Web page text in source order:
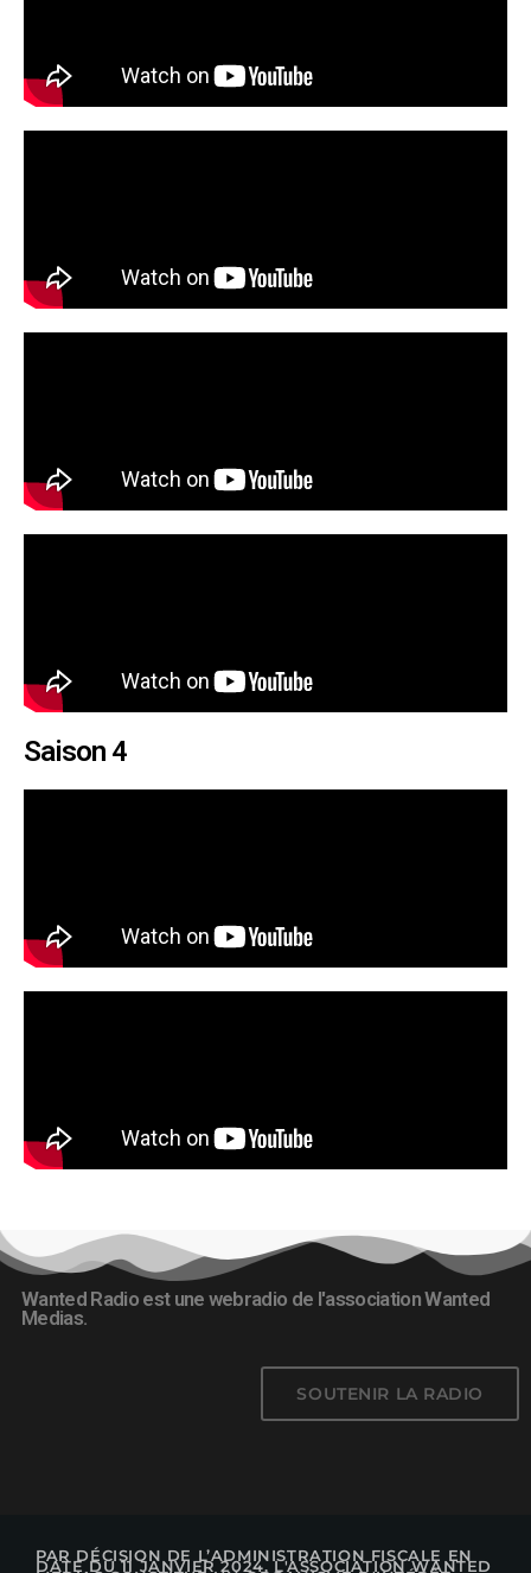
Saison 4
Wanted Radio est une webradio de l'association Wanted
Medias.
SOUTENIR LA RADIO
PAR DÉCISION DE L’ADMINISTRATION FISCALE EN
DATE DU 11 JANVIER 2024, L'ASSOCIATION WANTED